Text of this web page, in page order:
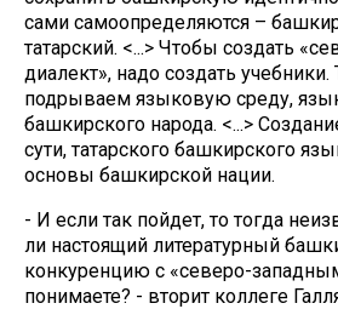
сами самоопределяются –
татарский. <...> Чтобы создать
диалект», надо создать
подрываем языковую среду,
башкирского народа. <...>
сути, татарского башкирского
основы башкирской нации.
- И если так пойдет, то тогда
ли настоящий литературный
конкуренцию с «северо-
понимаете? - вторит коллеге